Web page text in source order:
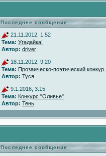
Последнее сообщение
21.11.2012, 1:52
Тема: Угадайка!
Автор: driver
18.11.2012, 9:20
Тема: Прозаическо-поэтический конкур...
Автор: Туся
9.1.2016, 3:15
Тема: Конкурс "Оливье"
Автор: Тень
Последнее сообщение